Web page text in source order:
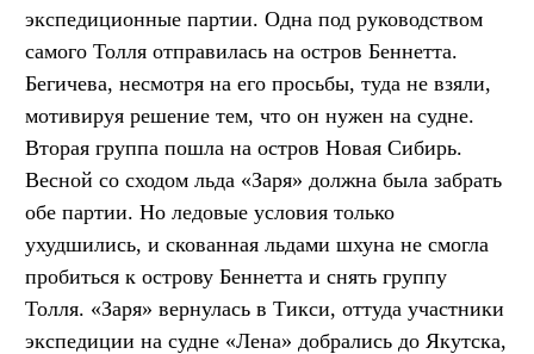
экспедиционные партии. Одна под руководством
самого Толля отправилась на остров Беннетта.
Бегичева, несмотря на его просьбы, туда не взяли,
мотивируя решение тем, что он нужен на судне.
Вторая группа пошла на остров Новая Сибирь.
Весной со сходом льда «Заря» должна была забрать
обе партии. Но ледовые условия только
ухудшились, и скованная льдами шхуна не смогла
пробиться к острову Беннетта и снять группу
Толля. «Заря» вернулась в Тикси, оттуда участники
экспедиции на судне «Лена» добрались до Якутска,